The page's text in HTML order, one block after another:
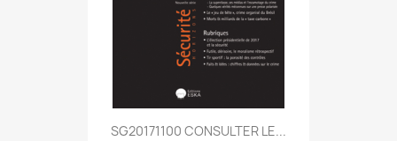
SG20171100 CONSULTER LE...